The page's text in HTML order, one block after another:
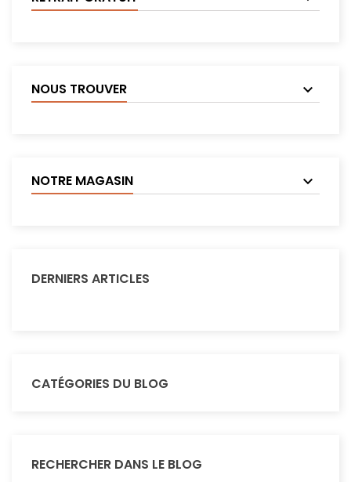
NOUS TROUVER
NOTRE MAGASIN
DERNIERS ARTICLES
CATÉGORIES DU BLOG
RECHERCHER DANS LE BLOG